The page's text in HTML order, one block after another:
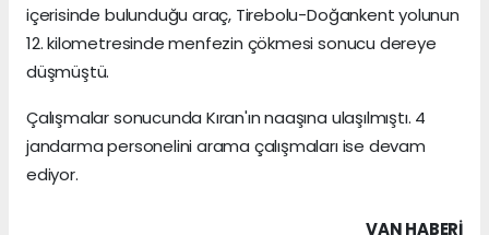
içerisinde bulunduğu araç, Tirebolu-Doğankent yolunun
12. kilometresinde menfezin çökmesi sonucu dereye
düşmüştü.
Çalışmalar sonucunda Kıran'ın naaşına ulaşılmıştı. 4
jandarma personelini arama çalışmaları ise devam
ediyor.
VAN HABERİ